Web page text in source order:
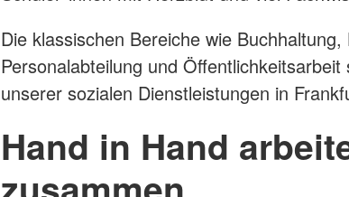
Die klassischen Bereiche wie
Personalabteilung und
unserer sozialen Dienstleistungen in
Hand in Hand